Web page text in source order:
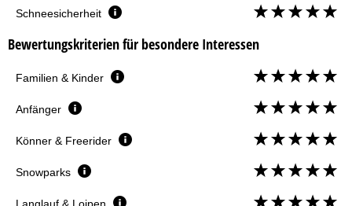
Schneesicherheit
Bewertungskriterien für besondere Interessen
Familien & Kinder
Anfänger
Könner & Freerider
Snowparks